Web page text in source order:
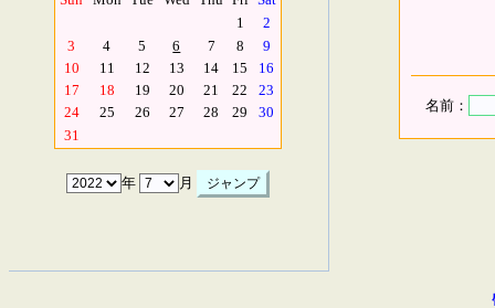
1
2
3
4 5 6 7 8
9
10
11 12 13 14 15
16
17
18 19 20 21 22
23
24
25 26 27 28 29
30
31
年 月
名前：